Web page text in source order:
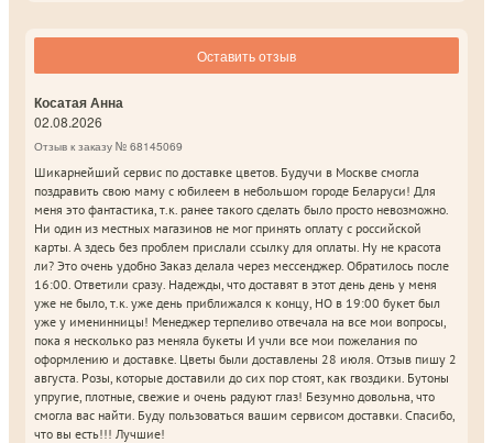
Оставить отзыв
Косатая Анна
02.08.2026
Отзыв к заказу № 68145069
Шикарнейший сервис по доставке цветов. Будучи в Москве смогла
поздравить свою маму с юбилеем в небольшом городе Беларуси! Для
меня это фантастика, т.к. ранее такого сделать было просто невозможно.
Ни один из местных магазинов не мог принять оплату с российской
карты. А здесь без проблем прислали ссылку для оплаты. Ну не красота
ли? Это очень удобно Заказ делала через мессенджер. Обратилось после
16:00. Ответили сразу. Надежды, что доставят в этот день день у меня
уже не было, т.к. уже день приближался к концу, НО в 19:00 букет был
уже у именинницы! Менеджер терпеливо отвечала на все мои вопросы,
пока я несколько раз меняла букеты И учли все мои пожелания по
оформлению и доставке. Цветы были доставлены 28 июля. Отзыв пишу 2
августа. Розы, которые доставили до сих пор стоят, как гвоздики. Бутоны
упругие, плотные, свежие и очень радуют глаз! Безумно довольна, что
смогла вас найти. Буду пользоваться вашим сервисом доставки. Спасибо,
что вы есть!!! Лучшие!